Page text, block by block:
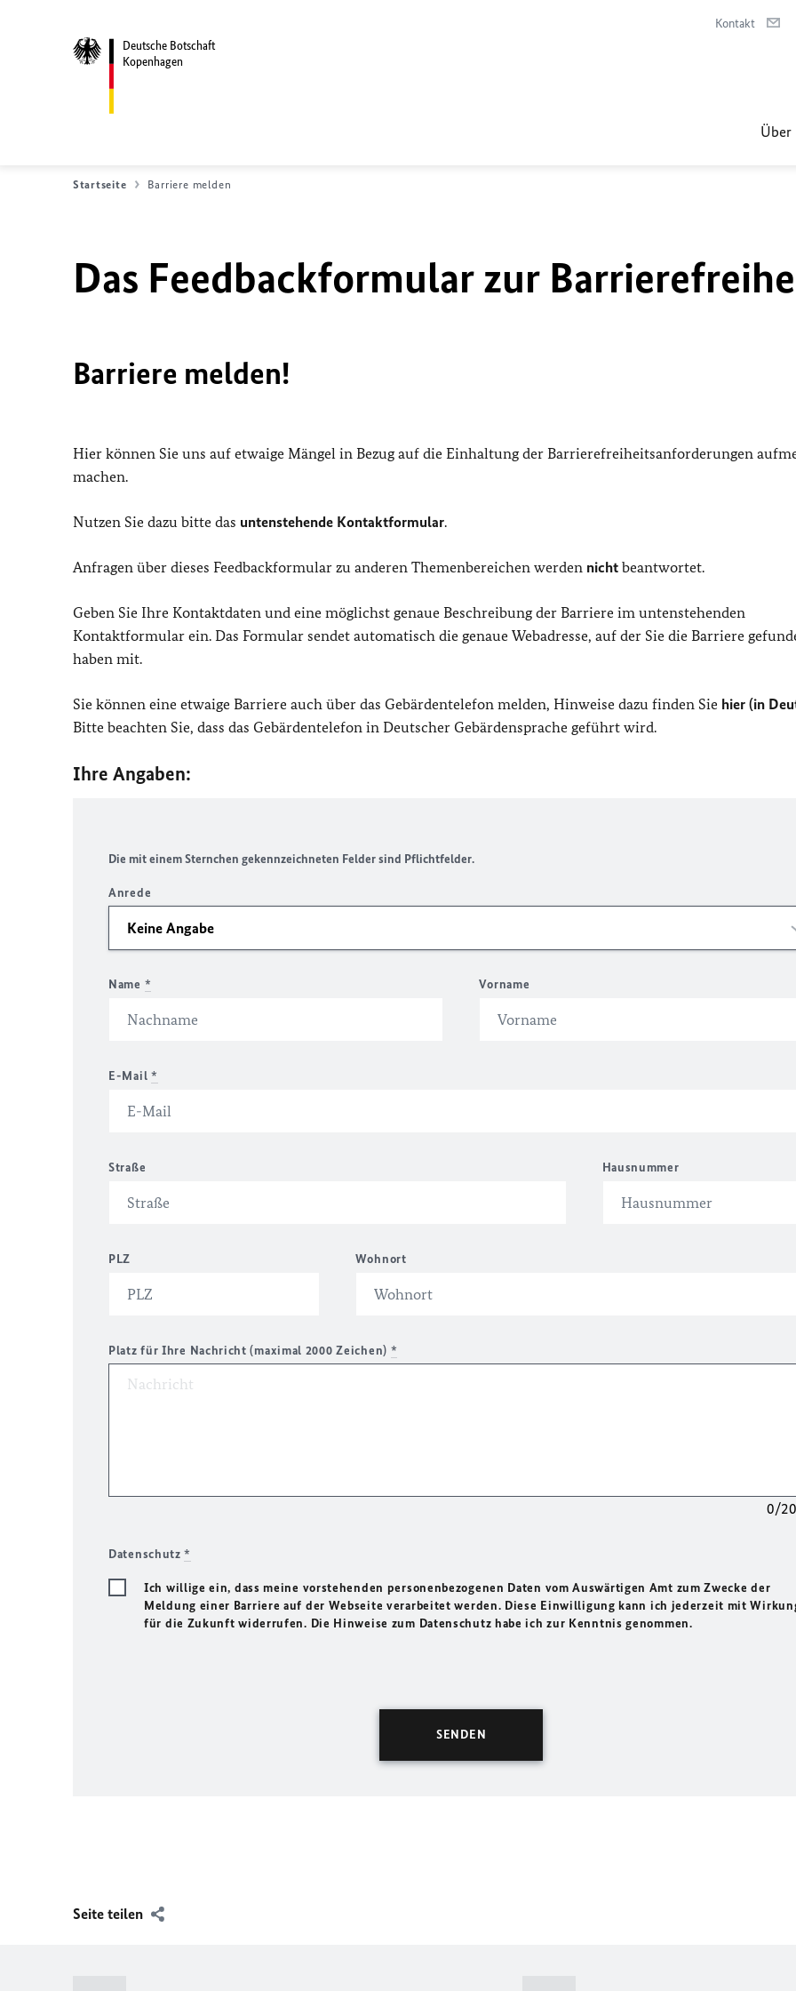
Deutsche Botschaft
Kopenhagen
Kontakt
Über
Startseite Barriere melden
Das Feedbackformular zur
Barriere melden!
Hier können Sie uns auf etwaige Mängel in Bezug auf die Einhaltung der Barrierefreiheitsanforderungen
machen.
Nutzen Sie dazu bitte das untenstehende Kontaktformular.
Anfragen über dieses Feedbackformular zu anderen Themenbereichen werden nicht beantwortet.
Geben Sie Ihre Kontaktdaten und eine möglichst genaue Beschreibung der Barriere im untenstehenden
Kontaktformular ein. Das Formular sendet automatisch die genaue Webadresse, auf der Sie die Barriere
haben mit.
Sie können eine etwaige Barriere auch über das Gebärdentelefon melden, Hinweise dazu finden Sie hier (in
Bitte beachten Sie, dass das Gebärdentelefon in Deutscher Gebärdensprache geführt wird.
Ihre Angaben:
Die mit einem Sternchen gekennzeichneten Felder sind Pflichtfelder.
Anrede
Name * Vorname
E-Mail *
Straße Hausnummer
PLZ Wohnort
Platz für Ihre Nachricht (maximal 2000 Zeichen) *
0/
Datenschutz*
Ich willige ein, dass meine vorstehenden personenbezogenen Daten vom Auswärtigen Amt zum Zwecke der
Meldung einer Barriere auf der Webseite verarbeitet werden. Diese Einwilligung kann ich jederzeit mit
für die Zukunft widerrufen. Die Hinweise zum Datenschutz habe ich zur Kenntnis genommen.
Seite teilen